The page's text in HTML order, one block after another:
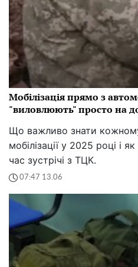
Мобілізація прямо з
"виловлюють" просто на
Що важливо знати
мобілізації у 2025 році і
час зустрічі з ТЦК.
07:47 13.06